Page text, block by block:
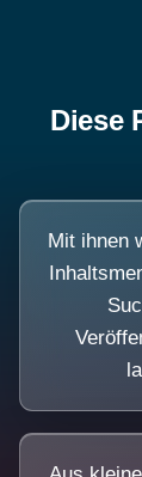
Diese
Mit ihnen